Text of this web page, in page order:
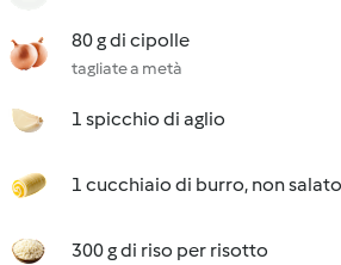
80 g di cipolle
tagliate a metà
1 spicchio di aglio
1 cucchiaio di burro, non salato
300 g di riso per risotto